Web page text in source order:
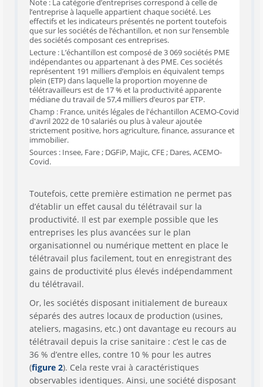
Note : La catégorie d’entreprises correspond à celle de
l’entreprise à laquelle appartient chaque société. Les
effectifs et les indicateurs présentés ne portent toutefois
que sur les sociétés de l’échantillon, et non sur l’ensemble
des sociétés composant ces entreprises.
Lecture : L’échantillon est composé de 3 069 sociétés PME
indépendantes ou appartenant à des PME. Ces sociétés
représentent 191 milliers d’emplois en équivalent temps
plein (ETP) dans laquelle la proportion moyenne de
télétravailleurs est de 17 % et la productivité apparente
médiane du travail de 57,4 milliers d’euros par ETP.
Champ : France, unités légales de l'échantillon ACEMO-Covid
d'avril 2022 de 10 salariés ou plus à valeur ajoutée
strictement positive, hors agriculture, finance, assurance et
immobilier.
Sources : Insee, Fare ; DGFiP, Majic, CFE ; Dares, ACEMO-
Covid.
Toutefois, cette première estimation ne permet pas
d’établir un effet causal du télétravail sur la
productivité. Il est par exemple possible que les
entreprises les plus avancées sur le plan
organisationnel ou numérique mettent en place le
télétravail plus facilement, tout en enregistrant des
gains de productivité plus élevés indépendamment
du télétravail.
Or, les sociétés disposant initialement de bureaux
séparés des autres locaux de production (usines,
ateliers, magasins, etc.) ont davantage eu recours au
télétravail depuis la crise sanitaire : c’est le cas de
36 % d’entre elles, contre 10 % pour les autres
(figure 2). Cela reste vrai à caractéristiques
observables identiques. Ainsi, une société disposant